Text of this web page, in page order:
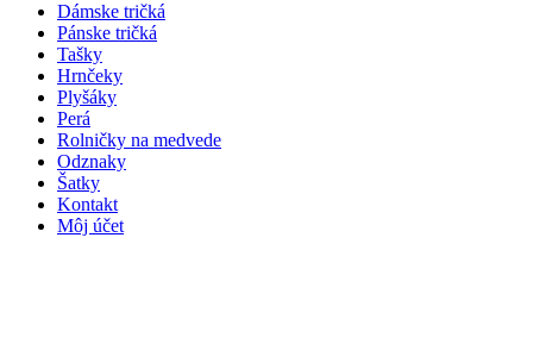
Dámske tričká
Pánske tričká
Tašky
Hrnčeky
Plyšáky
Perá
Rolničky na medvede
Odznaky
Šatky
Kontakt
Môj účet